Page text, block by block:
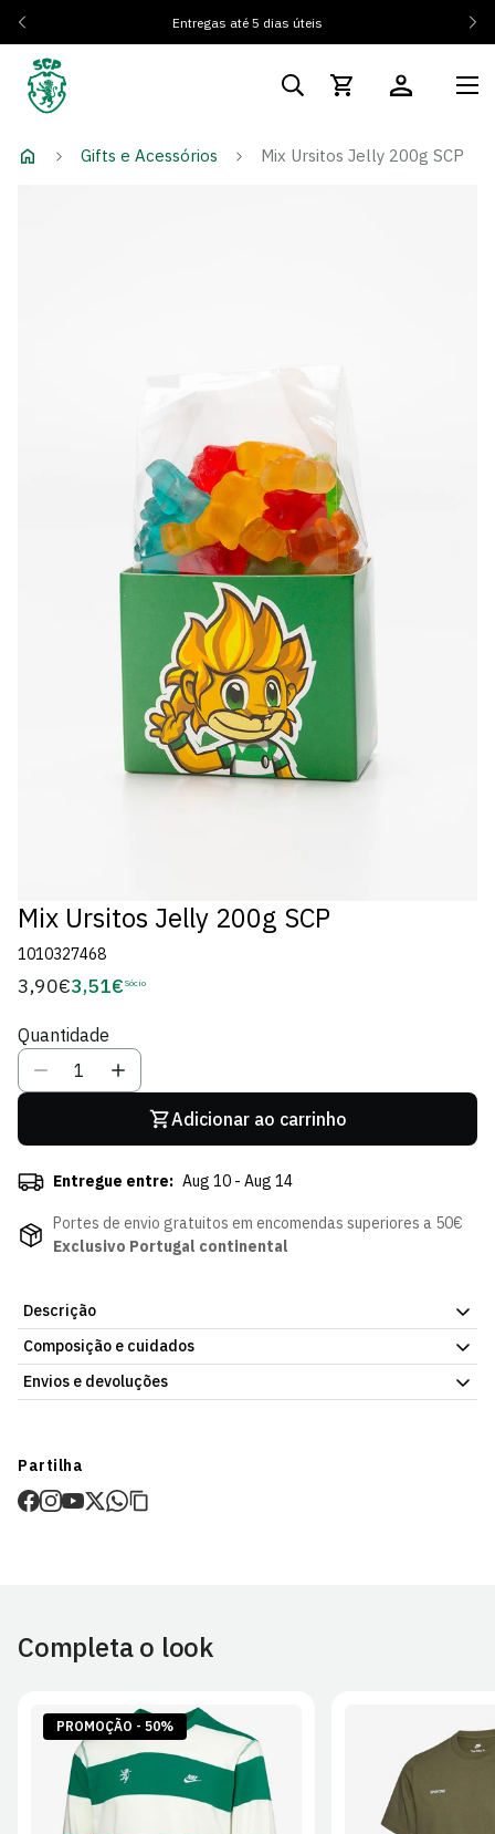
Entregas até 5 dias úteis
Gifts e Acessórios Mix Ursitos Jelly 200g SCP
Mix Ursitos Jelly 200g SCP
1010327468
Preço
3,90€Preço
Sócio
3,51€ Sócio
Quantidade
Adicionar ao carrinho
Entregue entre: Aug 10 - Aug 14
Portes de envio gratuitos em encomendas superiores a 50€
Exclusivo Portugal continental
Descrição
Os ursitos jelly em versão família. O Mix Ursitos Jelly 200g do
Sporting CP é a embalagem maior para quem quer mais de tudo:
mais ursinhos, mais sabores, mais momentos doces com o
Composição e cuidados
Envios e devoluções
Prazo estimado de entrega varia consoante o destino e método
de envio.
Artigos personalizados não podem ser devolvidos.
de EnvioeDevoluções
Partilha
Completa o look
PROMOÇÃO - 50%